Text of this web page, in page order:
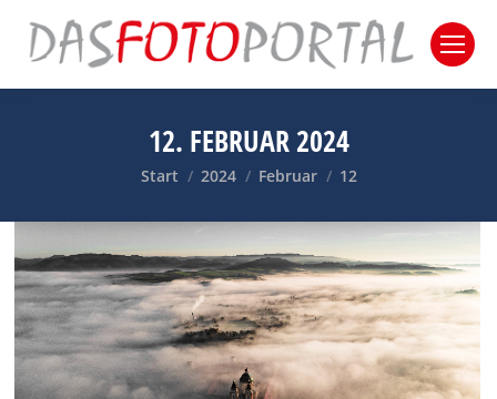
12. FEBRUAR 2024
Sie befinden sich hier:
Start 2024 Februar 12